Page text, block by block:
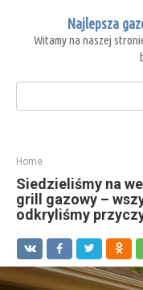
content
Najlepsza
Witamy na naszej
Search:
Home
Siedzieliśmy na
grill gazowy –
odkryliśmy